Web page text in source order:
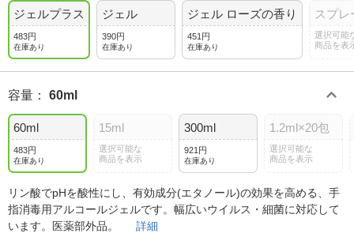
ジェルプラス
483円
在庫あり
ジェル
390円
在庫あり
ジェル ローズの香り
451円
在庫あり
スプレ
選択可能
商品を表
容量 ： 60ml
60ml
483円
在庫あり
15ml
選択可能な
商品を表示
300ml
921円
在庫あり
1.2ml×20包
選択可能な
商品を表示
リン酸でpHを酸性にし、有効成分(エタノール)の効果を高める、手
指消毒用アルコールジェルです。幅広いウイルス・細菌に対応して
います。医薬部外品。 詳細